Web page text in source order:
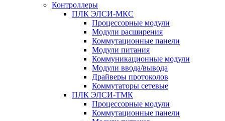
Контроллеры
ПЛК ЭЛСИ-МКС
Процессорные модули
Модули расширения
Коммутационные панели
Модули питания
Коммуникационные модули
Модули ввода/вывода
Драйверы протоколов
Коммутаторы сетевые
ПЛК ЭЛСИ-ТМК
Процессорные модули
Коммутационные панели